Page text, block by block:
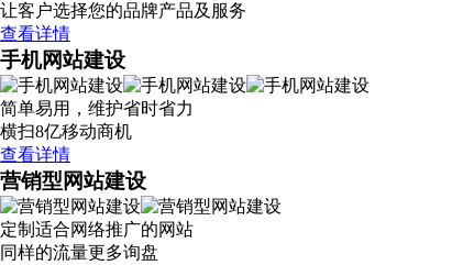
让客户选择您的品牌产品及服务
查看详情
手机网站建设
简单易用，维护省时省力
横扫8亿移动商机
查看详情
营销型网站建设
定制适合网络推广的网站
同样的流量更多询盘